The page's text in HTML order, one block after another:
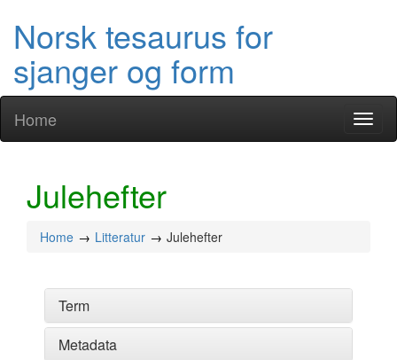
Norsk tesaurus for
sjanger og form
Home
Julehefter
Home Litteratur Julehefter
Term
Metadata